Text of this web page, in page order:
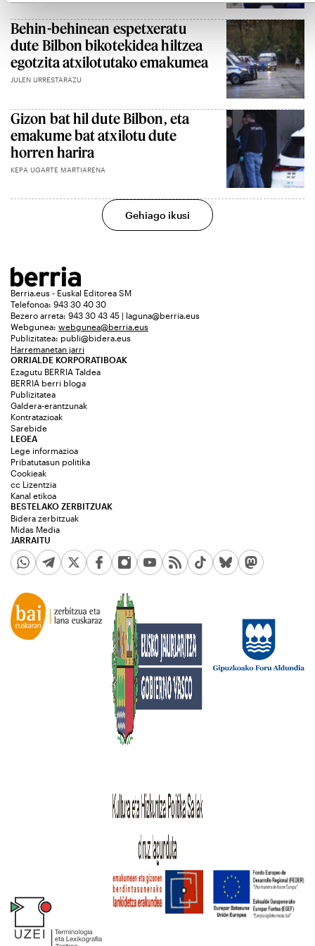
Behin-behinean espetxeratu
dute Bilbon bikotekidea hiltzea
egotzita atxilotutako emakumea
JULEN URRESTARAZU
Gizon bat hil dute Bilbon, eta
emakume bat atxilotu dute
horren harira
KEPA UGARTE MARTIARENA
Gehiago ikusi
Berria.eus - Euskal Editorea SM
Telefonoa: 943 30 40 30
Bezero arreta: 943 30 43 45 | laguna@berria.eus
Webgunea: webgunea@berria.eus
Publizitatea: publi@bidera.eus
Harremanetan jarri
ORRIALDE KORPORATIBOAK
Ezagutu BERRIA Taldea
BERRIA berri bloga
Publizitatea
Galdera-erantzunak
Kontratazioak
Sarebide
JARRAITU
LEGEA
Lege informazioa
Pribatutasun politika
Cookieak
cc Lizentzia
Kanal etikoa
BESTELAKO ZERBITZUAK
Bidera zerbitzuak
Midas Media